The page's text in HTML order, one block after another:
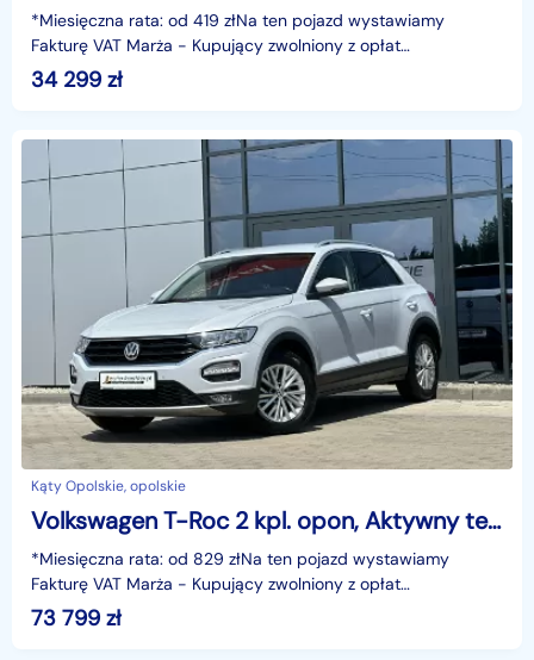
*Miesięczna rata: od 419 złNa ten pojazd wystawiamy
Fakturę VAT Marża - Kupujący zwolniony z opłat
skarbowych.Gwarancja: 6 miesięcy.Cechy
szczególne:Samochód kr
34 299 zł
Kąty Opolskie, opolskie
Volkswagen T-Roc 2 kpl. opon, Aktywny tempomat, Climatronic, LED, Alu, GWARANCJA Serw
*Miesięczna rata: od 829 złNa ten pojazd wystawiamy
Fakturę VAT Marża - Kupujący zwolniony z opłat
skarbowych.Gwarancja: 6 miesięcy.Cechy szczególne:Silnik
benz
73 799 zł